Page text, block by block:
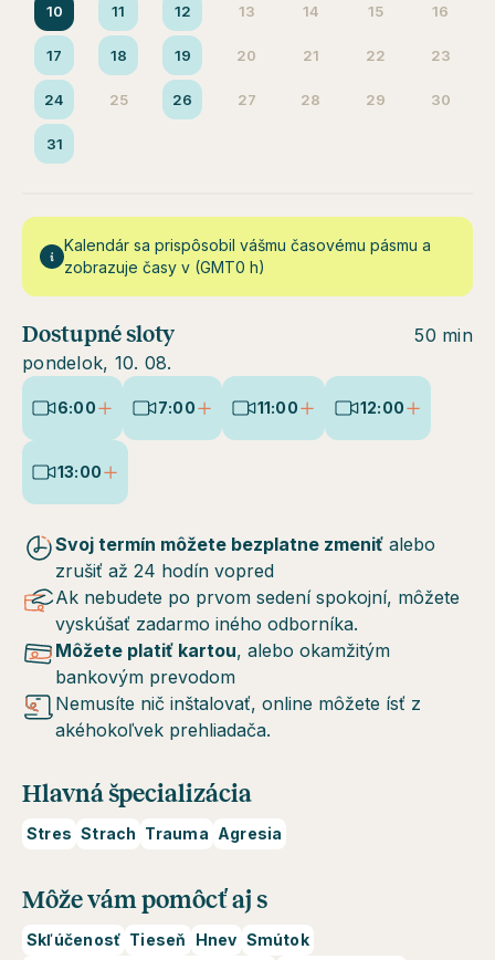
10 11 12 13 14 15 16
17 18 19 20 21 22 23
24 25 26 27 28 29 30
31
Kalendár sa prispôsobil vášmu časovému pásmu a
zobrazuje časy v (GMT0 h)
Dostupné sloty
pondelok, 10. 08.
50 min
6:00 7:00 11:00 12:00
13:00
Svoj termín môžete bezplatne zmeniť alebo
zrušiť až 24 hodín vopred
Ak nebudete po prvom sedení spokojní, môžete
vyskúšať zadarmo iného odborníka.
Môžete platiť kartou, alebo okamžitým
bankovým prevodom
Nemusíte nič inštalovať, online môžete ísť z
akéhokoľvek prehliadača.
Hlavná špecializácia
Stres Strach Trauma Agresia
Môže vám pomôcť aj s
Skľúčenosť Tieseň Hnev Smútok